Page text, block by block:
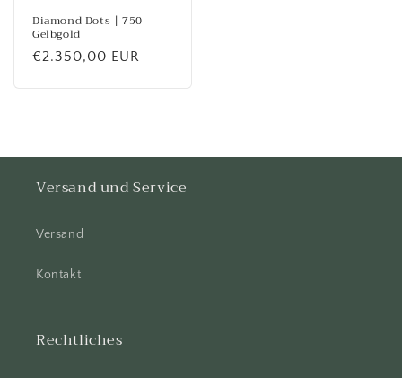
Diamond Dots | 750
Gelbgold
Normaler
€2.350,00 EUR
Versand und Service
Versand
Kontakt
Rechtliches